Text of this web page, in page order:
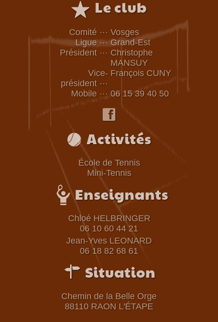
Le club
Comité … Vosges
Ligue … Grand-Est
Président … Christophe
MANSUY
Vice-
président …
François CUNY
Mobile … 06 15 39 40 50
f
Activités
École de Tennis
Mini-Tennis
Enseignants
Chloé HELBRINGER
06 10 60 44 21
Jean-Yves LEONARD
06 18 82 68 61
$ Situation
Chemin de la Belle Orge
88110 RAON L'ÉTAPE